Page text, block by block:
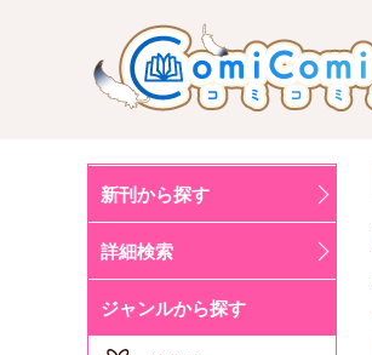
新刊から探す
詳細検索
ジャンルから探す